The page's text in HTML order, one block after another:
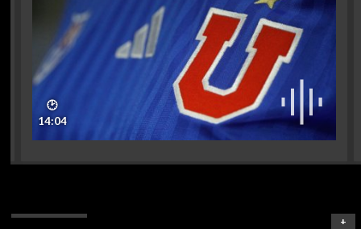
🕑
14:04
+